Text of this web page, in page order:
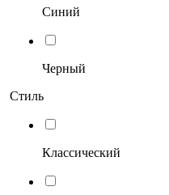
Синий
Черный
Стиль
Классический